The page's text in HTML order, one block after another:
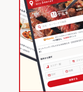
お子様連れ お子様連れ歓
ウェディン
グパーティ
ー二次会
相談OK
とめ手羽の
ーガルフォー
博多 × 焼き鳥・鶏料理
博多駅 × 和食
博多駅 × 焼き鳥・鶏料理
福岡 × 和食
福岡 × 焼き鳥・鶏料理
博多駅（博多口）の居